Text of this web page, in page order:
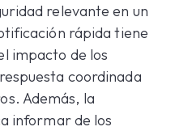
relevante en un
rápida tiene
impacto de los
coordinada
Además, la
informar de los